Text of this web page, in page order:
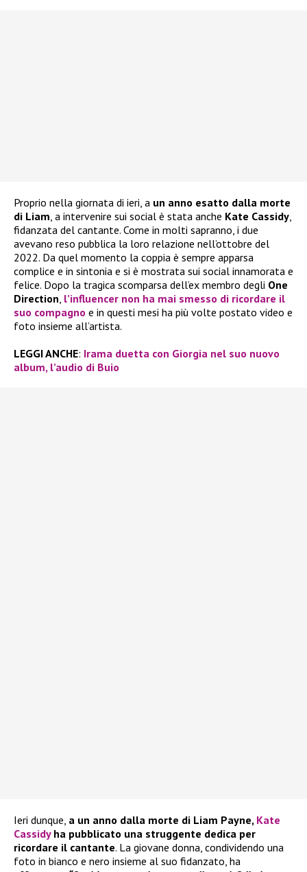
Proprio nella giornata di ieri, a un anno esatto dalla morte
di Liam, a intervenire sui social è stata anche Kate Cassidy,
fidanzata del cantante. Come in molti sapranno, i due
avevano reso pubblica la loro relazione nell’ottobre del
2022. Da quel momento la coppia è sempre apparsa
complice e in sintonia e si è mostrata sui social innamorata e
felice. Dopo la tragica scomparsa dell’ex membro degli One
Direction, l’influencer non ha mai smesso di ricordare il
suo compagno e in questi mesi ha più volte postato video e
foto insieme all’artista.
LEGGI ANCHE: Irama duetta con Giorgia nel suo nuovo
album, l’audio di Buio
Ieri dunque, a un anno dalla morte di Liam Payne, Kate
Cassidyha pubblicato una struggente dedica per
ricordare il cantante. La giovane donna, condividendo una
foto in bianco e nero insieme al suo fidanzato, ha